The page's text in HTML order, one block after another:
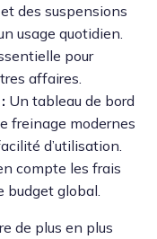
des suspensions
usage quotidien.
pour
affaires.
Un tableau de bord
freinage modernes
d’utilisation.
compte les frais
budget global.
de plus en plus